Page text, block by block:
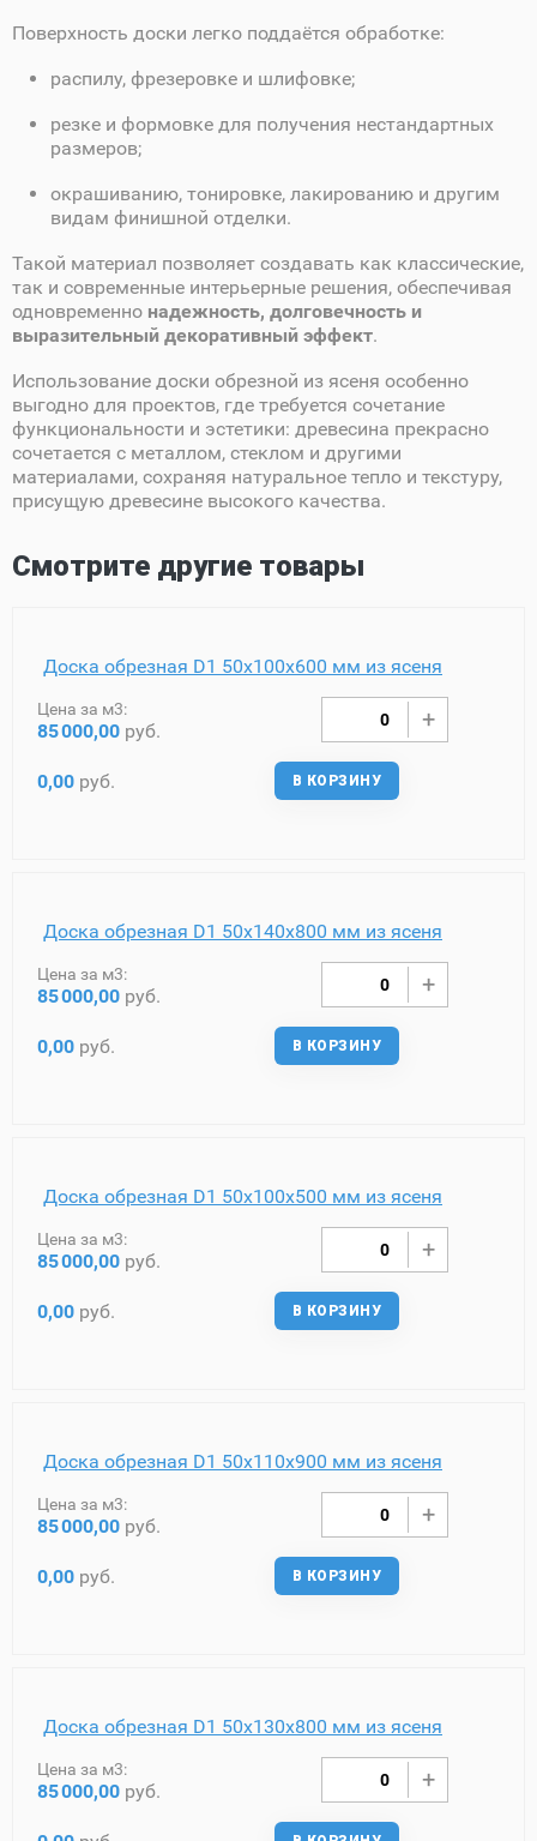
Поверхность доски легко поддаётся обработке:
распилу, фрезеровке и шлифовке;
резке и формовке для получения нестандартных
размеров;
окрашиванию, тонировке, лакированию и другим
видам финишной отделки.
Такой материал позволяет создавать как классические,
так и современные интерьерные решения, обеспечивая
одновременно надежность, долговечность и
выразительный декоративный эффект.
Использование доски обрезной из ясеня особенно
выгодно для проектов, где требуется сочетание
функциональности и эстетики: древесина прекрасно
сочетается с металлом, стеклом и другими
материалами, сохраняя натуральное тепло и текстуру,
присущую древесине высокого качества.
Смотрите другие товары
Доска обрезная D1 50х100х600 мм из ясеня
Цена за м3:
85000,00 руб.
0,00 руб. В КОРЗИНУ
Доска обрезная D1 50х140х800 мм из ясеня
Цена за м3:
85000,00 руб.
0,00 руб. В КОРЗИНУ
Доска обрезная D1 50х100х500 мм из ясеня
Цена за м3:
85000,00 руб.
0,00 руб. В КОРЗИНУ
Доска обрезная D1 50х110х900 мм из ясеня
Цена за м3:
85000,00 руб.
0,00 руб. В КОРЗИНУ
Доска обрезная D1 50х130х800 мм из ясеня
Цена за м3:
85000,00 руб.